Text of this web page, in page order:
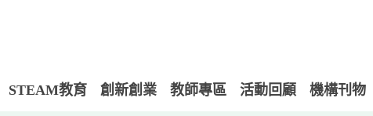
STEAM教育 創新創業 教師專區 活動回顧 機構刊物